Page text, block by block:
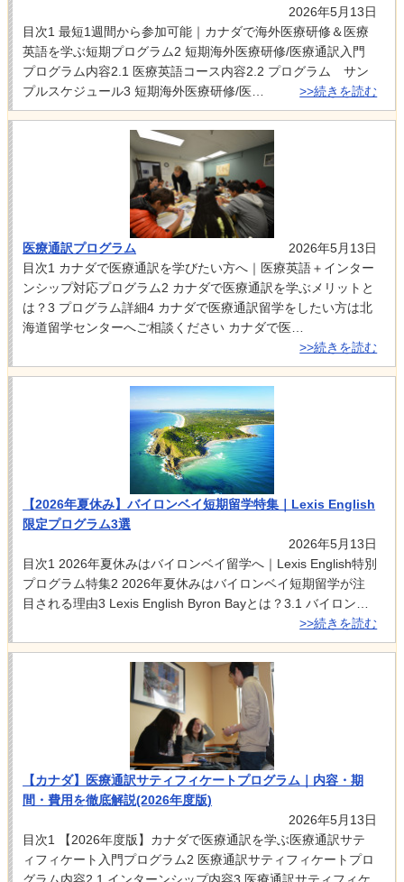
2026年5月13日
目次1 最短1週間から参加可能｜カナダで海外医療研修＆医療
英語を学ぶ短期プログラム2 短期海外医療研修/医療通訳入門
プログラム内容2.1 医療英語コース内容2.2 プログラム サン
プルスケジュール3 短期海外医療研修/医…
>>続きを読む
医療通訳プログラム
2026年5月13日
目次1 カナダで医療通訳を学びたい方へ｜医療英語＋インター
ンシップ対応プログラム2 カナダで医療通訳を学ぶメリットと
は？3 プログラム詳細4 カナダで医療通訳留学をしたい方は北
海道留学センターへご相談ください カナダで医…
>>続きを読む
【2026年夏休み】バイロンベイ短期留学特集｜Lexis English
限定プログラム3選
2026年5月13日
目次1 2026年夏休みはバイロンベイ留学へ｜Lexis English特別
プログラム特集2 2026年夏休みはバイロンベイ短期留学が注
目される理由3 Lexis English Byron Bayとは？3.1 バイロン…
>>続きを読む
【カナダ】医療通訳サティフィケートプログラム｜内容・期
間・費用を徹底解説(2026年度版)
2026年5月13日
目次1 【2026年度版】カナダで医療通訳を学ぶ医療通訳サテ
ィフィケート入門プログラム2 医療通訳サティフィケートプロ
グラム内容2.1 インターンシップ内容3 医療通訳サティフィケ